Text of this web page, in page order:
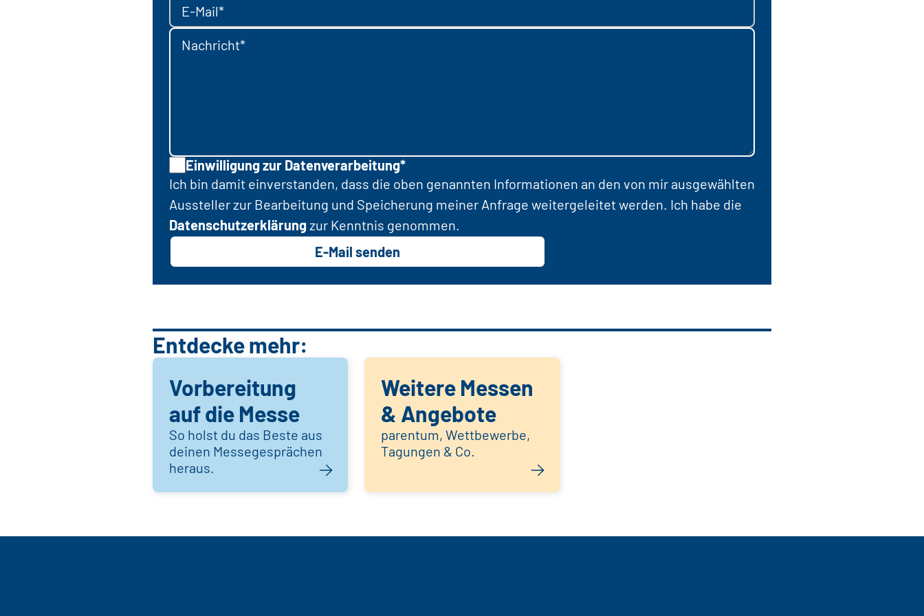
E-Mail*
Nachricht*
Einwilligung zur Datenverarbeitung*
Ich bin damit einverstanden, dass die oben genannten Informationen an den von mir ausgewählten
Aussteller zur Bearbeitung und Speicherung meiner Anfrage weitergeleitet werden. Ich habe die
Datenschutzerklärungzur Kenntnis genommen.
E-Mail senden
Entdecke mehr:
Vorbereitung
auf die Messe
So holst du das Beste aus
deinen Messegesprächen
heraus.
Weitere Messen
& Angebote
parentum, Wettbewerbe,
Tagungen & Co.